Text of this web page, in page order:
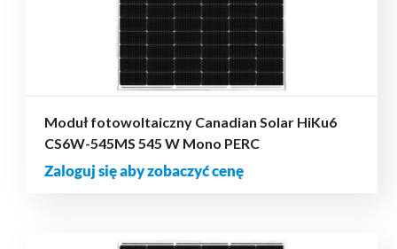
Moduł fotowoltaiczny Canadian Solar HiKu6
CS6W-545MS 545 W Mono PERC
Zaloguj się aby zobaczyć cenę